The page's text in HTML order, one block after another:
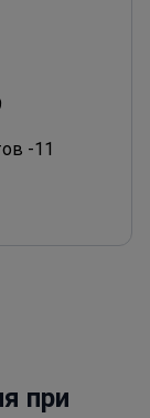
-11
при